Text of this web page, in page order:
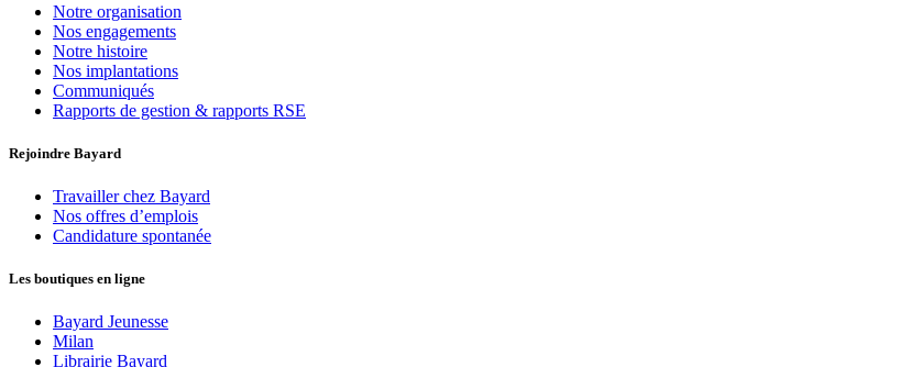
Notre organisation
Nos engagements
Notre histoire
Nos implantations
Communiqués
Rapports de gestion & rapports RSE
Rejoindre Bayard
Travailler chez Bayard
Nos offres d’emplois
Candidature spontanée
Les boutiques en ligne
Bayard Jeunesse
Milan
Librairie Bayard